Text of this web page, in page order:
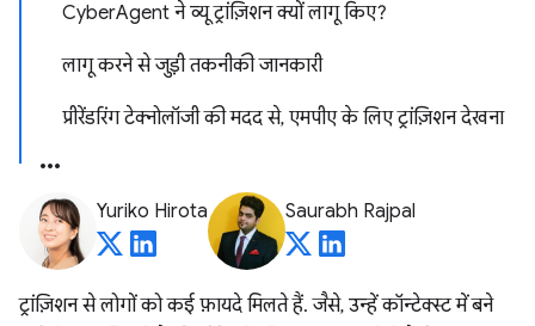
CyberAgent ने व्यू ट्रांज़िशन क्यों लागू किए?
लागू करने से जुड़ी तकनीकी जानकारी
प्रीरेंडरिंग टेक्नोलॉजी की मदद से, एमपीए के लिए ट्रांज़िशन देखना
Yuriko Hirota Saurabh Rajpal
ट्रांज़िशन से लोगों को कई फ़ायदे मिलते हैं. जैसे, उन्हें कॉन्टेक्स्ट में बने